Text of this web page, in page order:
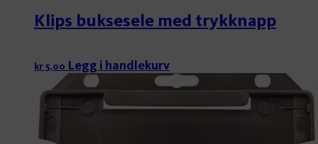
Klips buksesele med trykknapp
kr 5,00 Legg i handlekurv